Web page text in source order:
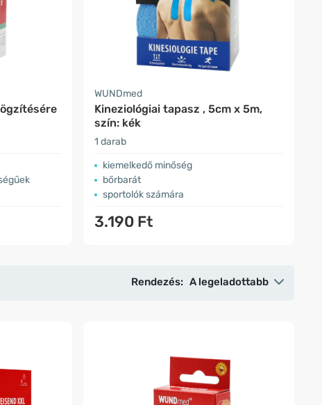
WUNDmed
Kineziológiai tapasz , 5cm x 5m,
szín: kék
1 darab
kiemelkedő minőség
bőrbarát
sportolók számára
3.190 Ft
Rendezés: A legeladottabb